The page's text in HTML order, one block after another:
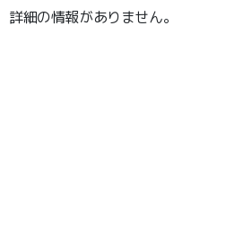
詳細の情報がありません。